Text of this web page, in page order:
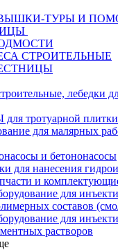
ТУРЫ И
СТРОИТЕЛЬНЫЕ
лебедки
тротуарной плитки
для малярных
и бетононасосы
для нанесения
и
для
составов
для
растворов